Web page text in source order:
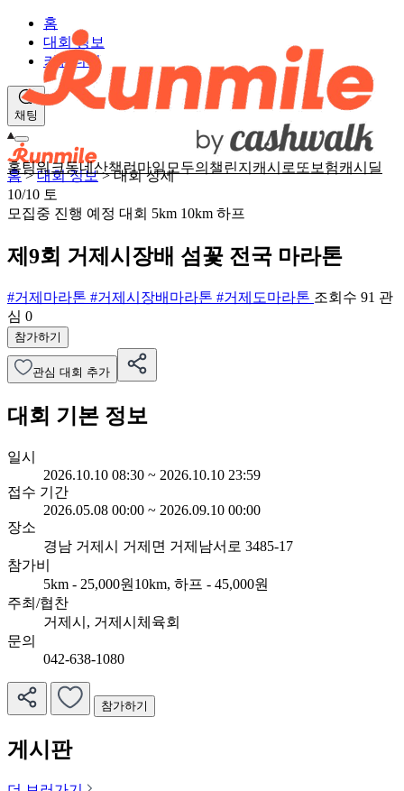
홈팀워크동네산책런마일 모두의챌린지 캐시로또 보험캐시딜
홈
대회 정보
커뮤니티
채팅
홈 > 대회 정보 > 대회 상세
10/10 토
모집중 진행 예정 대회 5km 10km 하프
제9회 거제시장배 섬꽃 전국 마라톤
#거제마라톤 #거제시장배마라톤 #거제도마라톤 조회수 91 관
심 0
참가하기
관심 대회 추가
대회 기본 정보
일시
2026.10.10 08:30 ~ 2026.10.10 23:59
접수 기간
2026.05.08 00:00 ~ 2026.09.10 00:00
장소
경남 거제시 거제면 거제남서로 3485-17
참가비
5km - 25,000원 10km, 하프 - 45,000원
주최/협찬
거제시, 거제시체육회
문의
042-638-1080
참가하기
게시판